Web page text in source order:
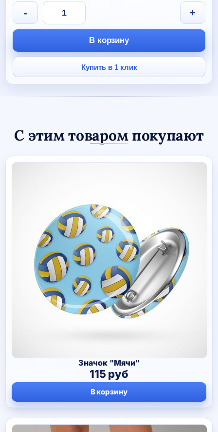
Количество
товара
Наклейка
на
"Нападающая"
- +
В корзину
Купить в 1 клик
С этим товаром покупают
Значок "Мячи"
115 руб
В корзину